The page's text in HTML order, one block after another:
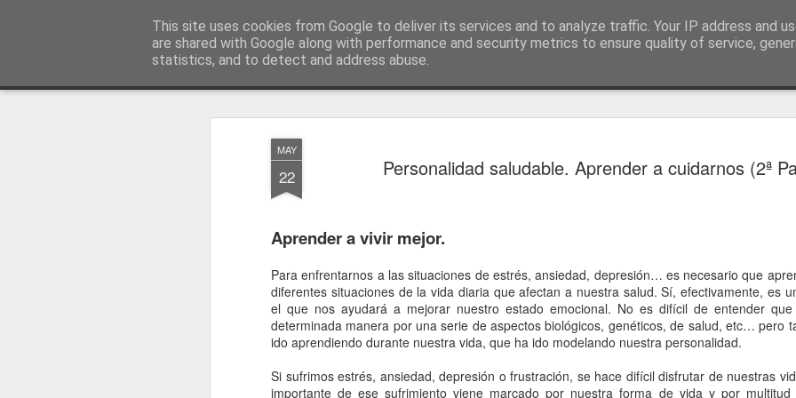
MAY
22 Personalidad saludable. Aprender a cuidarnos (2ª
Aprender a vivir mejor.
Para enfrentarnos a las situaciones de estrés, ansiedad, depresión… es necesario que
diferentes situaciones de la vida diaria que afectan a nuestra salud. Sí, efectivamente, es
el que nos ayudará a mejorar nuestro estado emocional. No es difícil de entender
determinada manera por una serie de aspectos biológicos, genéticos, de salud, etc… pero
ido aprendiendo durante nuestra vida, que ha ido modelando nuestra personalidad.
Si sufrimos estrés, ansiedad, depresión o frustración, se hace difícil disfrutar de nuestras
importante de ese sufrimiento viene marcado por nuestra forma de vida y por
This site uses cookies from Google to deliver its services and to analyze traffic. Your IP address and
are shared with Google along with performance and security metrics to ensure quality of service,
statistics, and to detect and address abuse.
Dependentia. Ayuda a Domicilio
3
negativa. Después
paternalista basada en el
año 1982 se aprobó la
que marcó una gran
empezó a evolucionar el
educativa desde la que
digna de todos los
fomentando su inserción